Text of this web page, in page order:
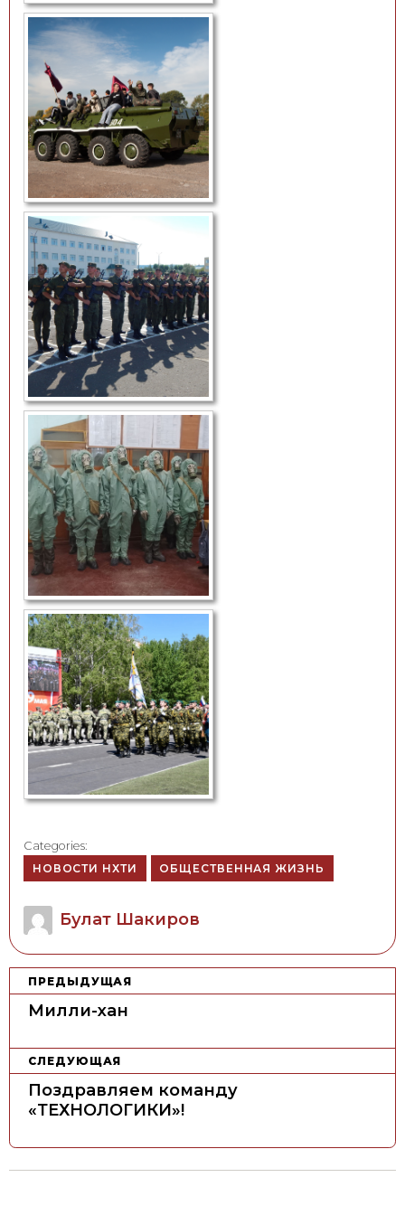
Categories:
НОВОСТИ НХТИ
ОБЩЕСТВЕННАЯ ЖИЗНЬ
Author
Булат Шакиров
Н
и
г
и
ПРЕДЫДУЩАЯ
Милли-хан
СЛЕДУЮЩАЯ
Поздравляем команду
«ТЕХНОЛОГИКИ»!